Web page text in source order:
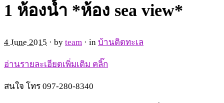
1 ห้องน้ำ *ห้อง sea view*
4 June 2015 · by team · in บ้านติดทะเล
อ่านรายละเอียดเพิ่มเติม คลิ๊ก
สนใจ โทร 097-280-8340